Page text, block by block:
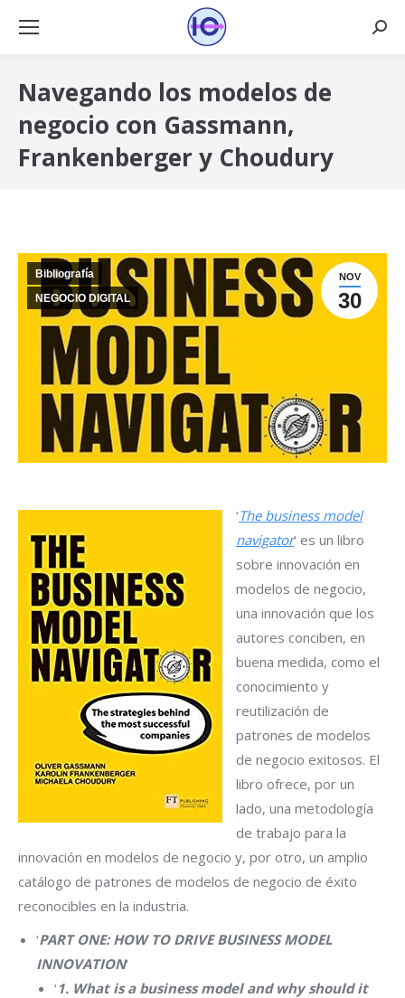
Navegando los modelos de
negocio con Gassmann,
Frankenberger y Choudury
NOV
30
Bibliografía
NEGOCIO DIGITAL
‘The business model
navigator‘ es un libro
sobre innovación en
modelos de negocio,
una innovación que los
autores conciben, en
buena medida, como el
conocimiento y
reutilización de
patrones de modelos
de negocio exitosos. El
libro ofrece, por un
lado, una metodología
de trabajo para la
innovación en modelos de negocio y, por otro, un amplio
catálogo de patrones de modelos de negocio de éxito
reconocibles en la industria.
‘PART ONE: HOW TO DRIVE BUSINESS MODEL
INNOVATION‘
‘1. What is a business model and why should it